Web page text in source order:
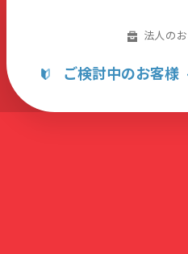
法人の
ご検討中のお客様